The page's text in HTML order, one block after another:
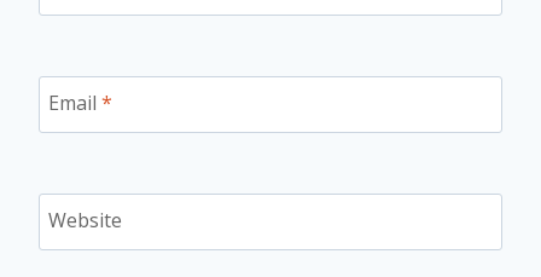
Email *
Website